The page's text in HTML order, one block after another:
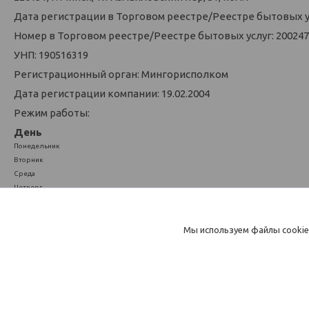
Дата регистрации в Торговом реестре/Реестре бытовых
Номер в Торговом реестре/Реестре бытовых услуг:
УНП: 190516319
Регистрационный орган: Мингорисполком
Дата регистрации компании: 19.02.2004
Режим работы:
День
Понедельник
Вторник
Среда
Четверг
Мы используем файлы